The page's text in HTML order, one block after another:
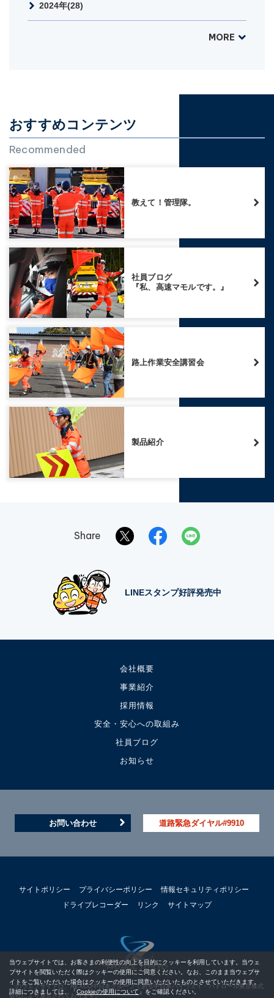
2024年(28)
MORE
おすすめコンテンツ
Recommended
教えて！管理隊。
社員ブログ
『私、高速マモルです。』
路上作業安全講習会
製品紹介
Share
LINEスタンプ好評発売中
会社概要
事業紹介
採用情報
安全・安心への取組み
社員ブログ
お知らせ
お問い合わせ 道路緊急ダイヤル#9910
サイトポリシー プライバシーポリシー
情報セキュリティポリシー
ドライブレコーダー
リンク サイトマップ
このウェブサイトは、NEXCO中日本グループである中日本ハイウェイ・パトロール東京株式
会社により運営されております。
当ウェブサイトでは、お客さまの利便性の向上を目的にクッキーを利用しています。当ウェ
ブサイトを閲覧いただく際はクッキーの使用にご同意ください。なお、このまま当ウェブサ
イトをご覧いただいた場合はクッキーの使用に同意いただいたものとさせていただきます。
詳細につきましては、「Cookieの使用について 」をご確認ください。